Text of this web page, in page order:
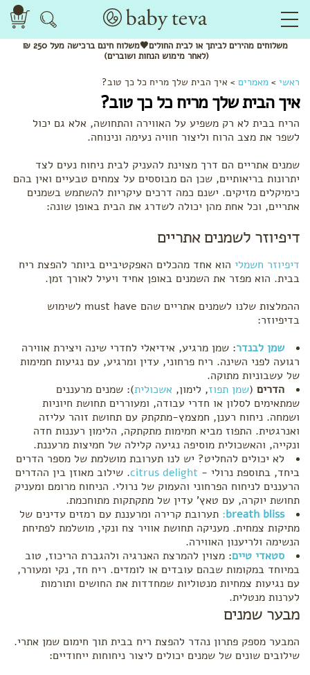
משלוחיםמהיריםלביתך או לבית החולים🖤משלוחחינם
ברכישה מעל 250 ₪
(לאחר מימוש הנחות ושוברים)
ראשי > מאמרים > איך הבית שלך מריח כל כך טוב?
איך הבית שלך מריח כל כך טוב?
הריח בבית לא רק משפיע על האווירה והתחושה, אלא גם יכול
לשפר את מצב הרוח וליצור חוויה נעימה ונינוחה.
שמנים אתריים הם דרך מצוינת להעניק לבית ניחוח נעים לצד
יתרונות בריאותיים, שכן הם מבוססים על צמחים טבעיים ואין בהם
כימיקלים מזיקים. ישנם כמה דרכים עיקריות להשתמש בשמנים
אתריים, וכל אחת מהן יכולה לשדרג את הבית באופן שונה:
דיפיוזר לשמנים אתריים
דיפיוזר חשמלי הוא אחד מהכלים האפקטיביים ביותר להפצת ריח
בבית. הוא מפזר את השמנים באופן אחיד ויעיל לאורך זמן.
ההמלצות שלנו לשמנים אתריים שהם must have לשימוש
בדיפיוזר:
שמן לבנדר: שמן מרגיע, אידיאלי לחדרי שינה ויצירת אווירה
רגועה לפני השינה. ריח פרחוני, עדין ומרגיע, עם נגיעות חמימות
של עשבוניות מתוקה.
הדרים (שמן תפוז, לימון, אשכולית): שמנים מרעננים
שמתאימים לסלון או חדרי עבודה, ומעוררים תחושת חיוניות
ושמחה. ניחוח רענן, חמצמץ-מתקתק עם תחושת זוהר עליזה
ואנרגטית. התפוז מביא חמימות מתקתקה, הלימון רעננות חדה
ונקייה, והאשכולית מוסיפה נגיעה קלילה של חמיצות מרעננת.
לא יכולים להחליט? יש לנו תערובת מושלמת של מספר הדרים
ביחד, בתוספת נרולי - citrus delight. שילוב מאוזן בין ההדרים
הרעננים לניחוח הפרחוני והעמוק של נרולי. הניחוח מרומם ומעניק
תחושת יוקרה, עם טאץ' עדין של מתקתקות מתוחכמת.
breath bliss
: תערובת קרירה ומרעננת עם רמזים עדינים של
מתיקות צמחית. מעניקה תחושת אוויר צח ונקי, מושלמת לפתיחת
הנשימה ולריענון האווירה.
סטאדי טיים: מצוין להמרצת האנרגיה ולהגברת הריכוז, טוב
במיוחד במקומות שבהם עובדים או לומדים. ריח חד, נקי ומעורר,
עם נגיעות צמחיות מנטוליות שמחדדות את החושים ותורמות
לערנות מנטלית.
מבער שמנים
המבער מספק פתרון נהדר להפצת ריח בבית תוך חימום שמן אתרי.
שילובים שונים של שמנים יכולים ליצור ניחוחות ייחודיים: